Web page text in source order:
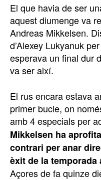
El que havia de ser
aquest diumenge va
Andreas Mikkelsen.
d’Alexey Lukyanuk
esperava un final dur
va ser així.
El rus encara estava
primer bucle, on
amb 4 especials per
Mikkelsen ha
contrari per anar
èxit de la temporada
Açores de fa quinze